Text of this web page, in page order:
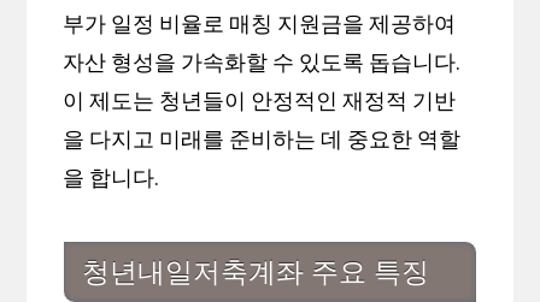
부가 일정 비율로 매칭 지원금을 제공하여
자산 형성을 가속화할 수 있도록 돕습니다.
이 제도는 청년들이 안정적인 재정적 기반
을 다지고 미래를 준비하는 데 중요한 역할
을 합니다.
청년내일저축계좌 주요 특징